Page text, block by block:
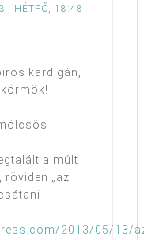
HÉTFŐ, 18:48
kardigán,
a múlt
röviden „az
2013/05/13/